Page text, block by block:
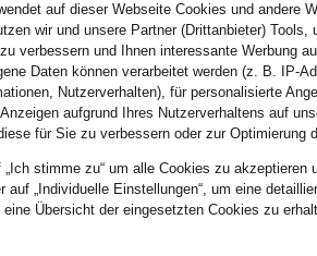
auf dieser Webseite Cookies und andere
wir und unsere Partner (Drittanbieter) Tools,
verbessern und Ihnen interessante Werbung
Daten können verarbeitet werden (z. B. IP-
Nutzerverhalten), für personalisierte
aufgrund Ihres Nutzerverhaltens auf
für Sie zu verbessern oder zur Optimierung
„Ich stimme zu“ um alle Cookies zu akzeptieren
auf „Individuelle Einstellungen“, um eine
eine Übersicht der eingesetzten Cookies zu